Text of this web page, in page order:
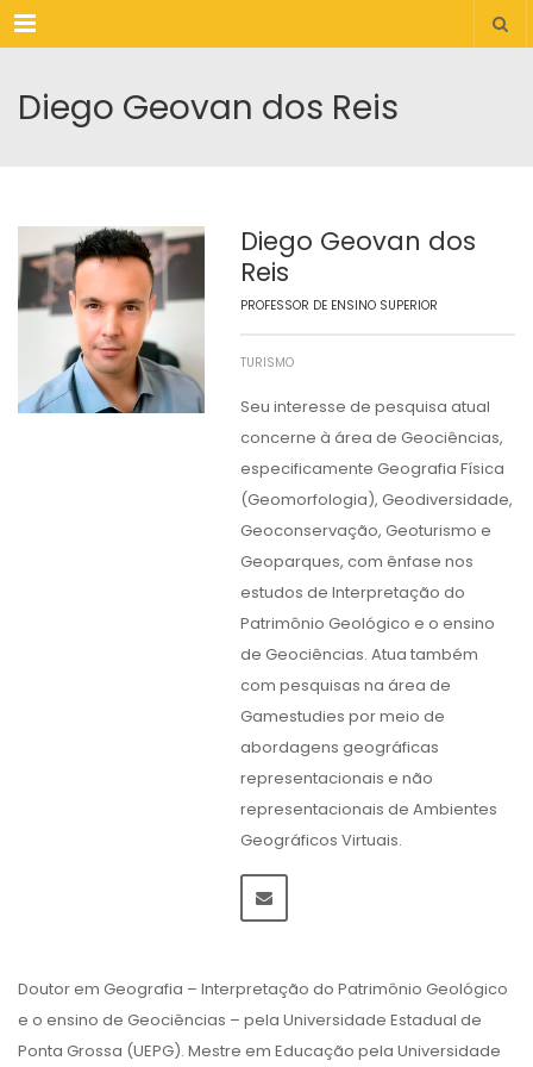
Menu
Diego Geovan dos Reis
Diego Geovan dos
Reis
PROFESSOR DE ENSINO SUPERIOR
TURISMO
Seu interesse de pesquisa atual
concerne à área de Geociências,
especificamente Geografia Física
(Geomorfologia), Geodiversidade,
Geoconservação, Geoturismo e
Geoparques, com ênfase nos
estudos de Interpretação do
Patrimônio Geológico e o ensino
de Geociências. Atua também
com pesquisas na área de
Gamestudies por meio de
abordagens geográficas
representacionais e não
representacionais de Ambientes
Geográficos Virtuais.
Doutor em Geografia – Interpretação do Patrimônio Geológico
e o ensino de Geociências – pela Universidade Estadual de
Ponta Grossa (UEPG). Mestre em Educação pela Universidade